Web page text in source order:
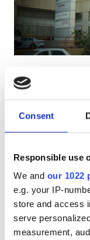
Consent
Responsible use
We and our 1022
e.g. your IP-
store and access
serve
measurement,
Ασθενείς με
Ασθενείς με
Παροχές
Αναψυκτικά
Δωρεάν WiFi
Τηλεοπτικές
Δωρεάν
Diaverum Al
Al Khobar, Saudi Arabia
8.75 χλμ από το κέντρο
Αναψυκτικά
Δωρεάν Πάρκινγκ
Ανά θεραπεία
Αιμοκάθαρση
Αιμοκάθαρση